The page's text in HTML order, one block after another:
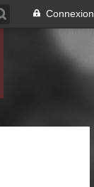
Connexion